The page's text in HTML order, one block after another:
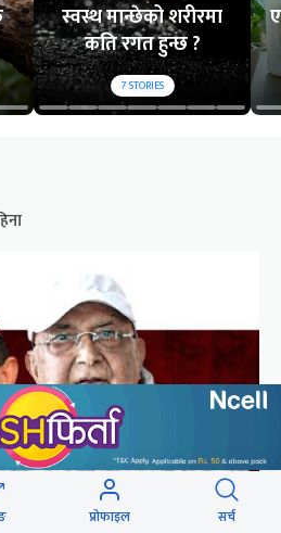
स्वस्थ मान्छेको शरीरमा
कति रगत हुन्छ ?
7STORIES
प्रोफाइल सर्च